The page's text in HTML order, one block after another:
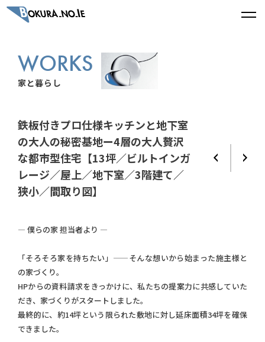
WORKS
家と暮らし
鉄板付きプロ仕様キッチンと地下室
の大人の秘密基地ー4層の大人贅沢
な都市型住宅【13坪／ビルトインガ
レージ／屋上／地下室／3階建て／
狭小／間取り図】
— 僕らの家 担当者より —
「そろそろ家を持ちたい」——そんな想いから始まった施主様と
の家づくり。
HPからの資料請求をきっかけに、私たちの提案力に共感していた
だき、家づくりがスタートしました。
最終的に、約14坪という限られた敷地に対し延床面積34坪を確保
できました。